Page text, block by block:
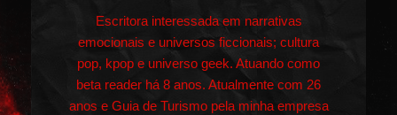
Escritora interessada em narrativas
emocionais e universos ficcionais; cultura
pop, kpop e universo geek. Atuando como
beta reader há 8 anos. Atualmente com 26
anos e Guia de Turismo pela minha empresa